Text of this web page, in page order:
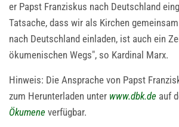
er Papst Franziskus nach Deutschland
Tatsache, dass wir als Kirchen
nach Deutschland einladen, ist auch ein
ökumenischen Wegs", so Kardinal Marx.
Hinweis: Die Ansprache von Papst
zum Herunterladen unter www.dbk.de auf
Ökumene verfügbar.